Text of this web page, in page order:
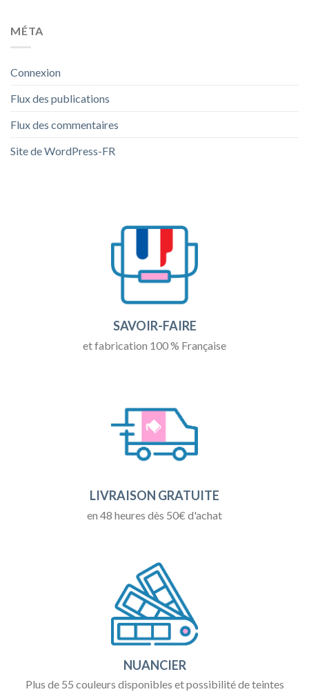
MÉTA
Connexion
Flux des publications
Flux des commentaires
Site de WordPress-FR
SAVOIR-FAIRE
et fabrication 100 % Française
LIVRAISON GRATUITE
en 48 heures dès 50€ d'achat
NUANCIER
Plus de 55 couleurs disponibles et possibilité de teintes